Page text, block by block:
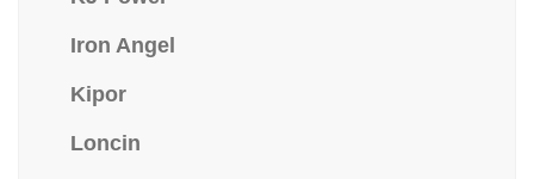
Iron Angel
Kipor
Loncin